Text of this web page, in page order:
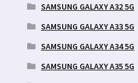
SAMSUNG GALAXY A32 5G
SAMSUNG GALAXY A33 5G
SAMSUNG GALAXY A34 5G
SAMSUNG GALAXY A35 5G